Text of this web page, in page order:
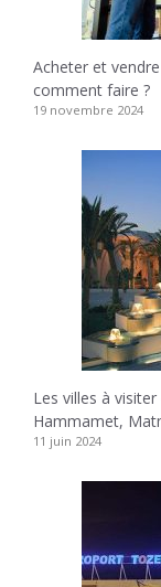
Acheter et
comment faire ?
19 novembre 2024
Les villes à
Hammamet,
11 juin 2024